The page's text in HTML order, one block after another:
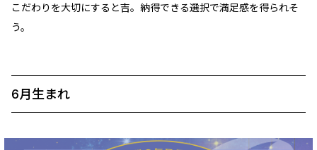
こだわりを大切にすると吉。納得できる選択で満足感を得られそ
う。
6月生まれ